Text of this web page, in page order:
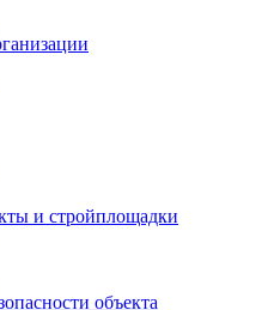
и стройплощадки
объекта